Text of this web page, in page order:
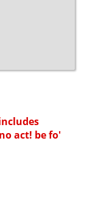
act! be fo'